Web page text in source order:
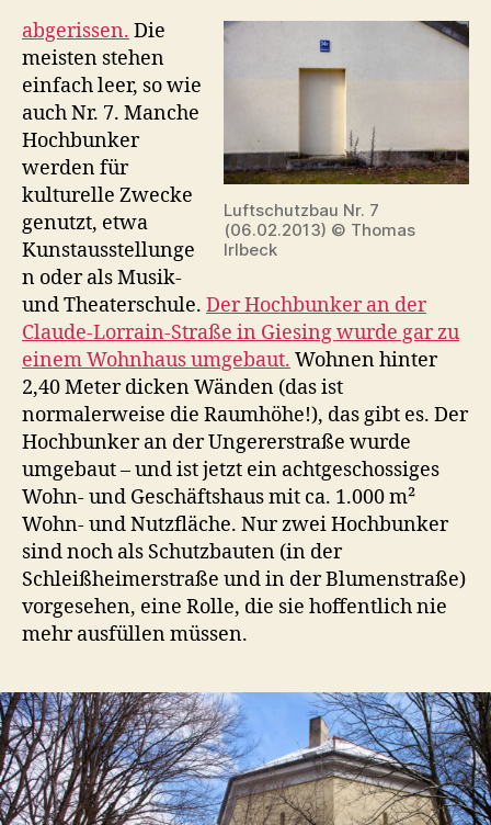
Luftschutzbau Nr. 7
(06.02.2013) © Thomas
Irlbeck
abgerissen. Die
meisten stehen
einfach leer, so wie
auch Nr. 7. Manche
Hochbunker
werden für
kulturelle Zwecke
genutzt, etwa
Kunstausstellunge
n oder als Musik-
und Theaterschule. Der Hochbunker an der
Claude-Lorrain-Straße in Giesing wurde gar zu
einem Wohnhaus umgebaut. Wohnen hinter
2,40 Meter dicken Wänden (das ist
normalerweise die Raumhöhe!), das gibt es. Der
Hochbunker an der Ungererstraße wurde
umgebaut – und ist jetzt ein achtgeschossiges
Wohn- und Geschäftshaus mit ca. 1.000 m²
Wohn- und Nutzfläche. Nur zwei Hochbunker
sind noch als Schutzbauten (in der
Schleißheimerstraße und in der Blumenstraße)
vorgesehen, eine Rolle, die sie hoffentlich nie
mehr ausfüllen müssen.